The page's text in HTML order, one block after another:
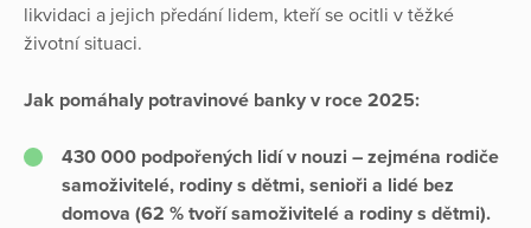
likvidaci a jejich předání lidem, kteří se ocitli v těžké
životní situaci.
Jak pomáhaly potravinové banky v roce 2025:
430 000 podpořených lidí v nouzi – zejména rodiče
samoživitelé, rodiny s dětmi, senioři a lidé bez
domova (62 % tvoří samoživitelé a rodiny s dětmi).